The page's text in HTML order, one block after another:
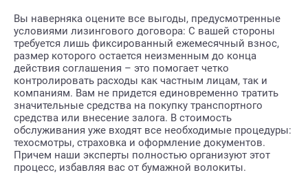
Вы наверняка оцените все выгоды, предусмотренные
условиями лизингового договора: С вашей стороны
требуется лишь фиксированный ежемесячный взнос,
размер которого остается неизменным до конца
действия соглашения – это помогает четко
контролировать расходы как частным лицам, так и
компаниям. Вам не придется единовременно тратить
значительные средства на покупку транспортного
средства или внесение залога. В стоимость
обслуживания уже входят все необходимые процедуры:
техосмотры, страховка и оформление документов.
Причем наши эксперты полностью организуют этот
процесс, избавляя вас от бумажной волокиты.